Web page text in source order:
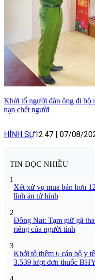
Khởi tố người đàn ông đi bộ
nạn chết người
HÌNH SỰ12:47 07/08/
TIN ĐỌC NHIỀU
1
Xét xử vụ mua bán hơn
lĩnh án tử hình
2
Đồng Nai: Tạm giữ gã
riêng của người tình
3
Khởi tố thêm 6 cán bộ y
3.539 lượt đơn thuốc